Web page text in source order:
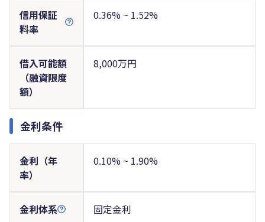
信用保証
料率
0.36% ~ 1.52%
借入可能額
（融資限度
額）
8,000万円
金利条件
金利（年
率）
0.10% ~ 1.90%
金利体系 固定金利